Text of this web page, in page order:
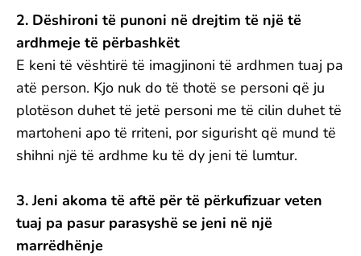
2. Dëshironi të punoni në drejtim të një të
ardhmeje të përbashkët
E keni të vështirë të imagjinoni të ardhmen tuaj pa
atë person. Kjo nuk do të thotë se personi që ju
plotëson duhet të jetë personi me të cilin duhet të
martoheni apo të rriteni, por sigurisht që mund të
shihni një të ardhme ku të dy jeni të lumtur.
3. Jeni akoma të aftë për të përkufizuar veten
tuaj pa pasur parasyshë se jeni në një
marrëdhënje